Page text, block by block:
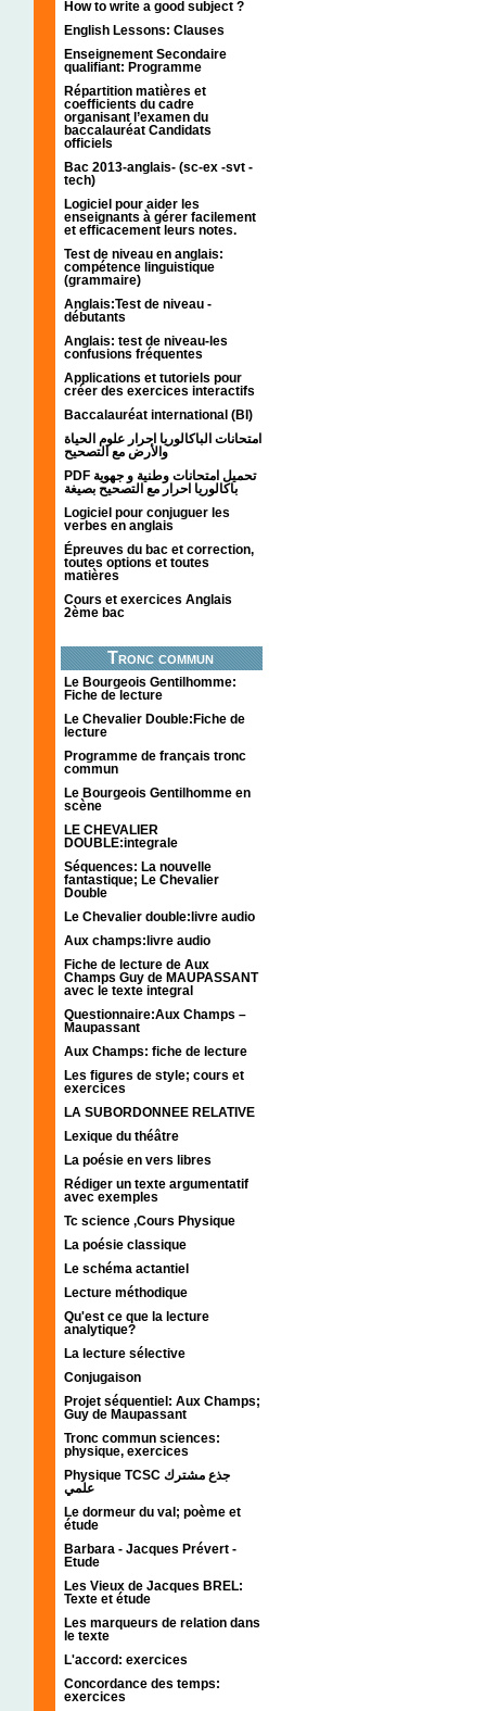
How to write a good subject ?
English Lessons: Clauses
Enseignement Secondaire
qualifiant: Programme
Répartition matières et
coefficients du cadre
organisant l’examen du
baccalauréat Candidats
officiels
Bac 2013-anglais- (sc-ex -svt -
tech)
Logiciel pour aider les
enseignants à gérer facilement
et efficacement leurs notes.
Test de niveau en anglais:
compétence linguistique
(grammaire)
Anglais:Test de niveau -
débutants
Anglais: test de niveau-les
confusions fréquentes
Applications et tutoriels pour
créer des exercices interactifs
Baccalauréat international (BI)
امتحانات الباكالوريا احرار علوم الحياة
والأرض مع التصحيح
PDF تحميل امتحانات وطنية و جهوية
باكالوريا احرار مع التصحيح بصيغة
Logiciel pour conjuguer les
verbes en anglais
Épreuves du bac et correction,
toutes options et toutes
matières
Cours et exercices Anglais
2ème bac
Tronc commun
Le Bourgeois Gentilhomme:
Fiche de lecture
Le Chevalier Double:Fiche de
lecture
Programme de français tronc
commun
Le Bourgeois Gentilhomme en
scène
LE CHEVALIER
DOUBLE:integrale
Séquences: La nouvelle
fantastique; Le Chevalier
Double
Le Chevalier double:livre audio
Aux champs:livre audio
Fiche de lecture de Aux
Champs Guy de MAUPASSANT
avec le texte integral
Questionnaire:Aux Champs –
Maupassant
Aux Champs: fiche de lecture
Les figures de style; cours et
exercices
LA SUBORDONNEE RELATIVE
Lexique du théâtre
La poésie en vers libres
Rédiger un texte argumentatif
avec exemples
Tc science ,Cours Physique
La poésie classique
Le schéma actantiel
Lecture méthodique
Qu'est ce que la lecture
analytique?
La lecture sélective
Conjugaison
Projet séquentiel: Aux Champs;
Guy de Maupassant
Tronc commun sciences:
physique, exercices
Physique TCSC جذع مشترك
علمي
Le dormeur du val; poème et
étude
Barbara - Jacques Prévert -
Etude
Les Vieux de Jacques BREL:
Texte et étude
Les marqueurs de relation dans
le texte
L'accord: exercices
Concordance des temps:
exercices